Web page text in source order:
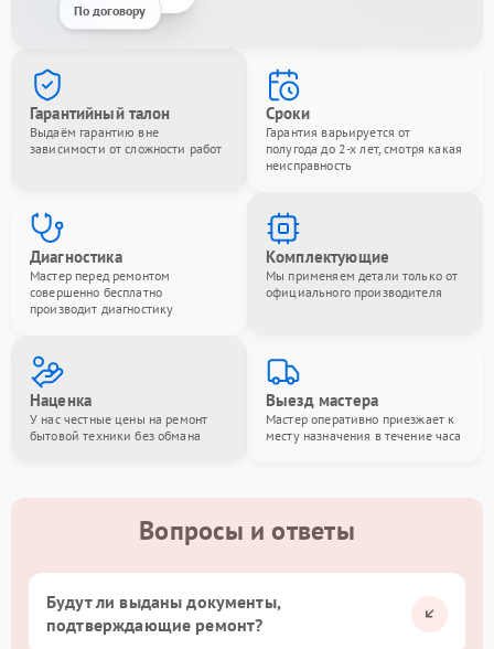
По договору
Гарантийный талон
Выдаём гарантию вне
зависимости от сложности работ
Сроки
Гарантия варьируется от
полугода до 2-х лет, смотря какая
неисправность
Диагностика
Мастер перед ремонтом
совершенно бесплатно
производит диагностику
Комплектующие
Мы применяем детали только от
официального производителя
Наценка
У нас честные цены на ремонт
бытовой техники без обмана
Выезд мастера
Мастер оперативно приезжает к
месту назначения в течение часа
Вопросы и ответы
Будут ли выданы документы,
подтверждающие ремонт?